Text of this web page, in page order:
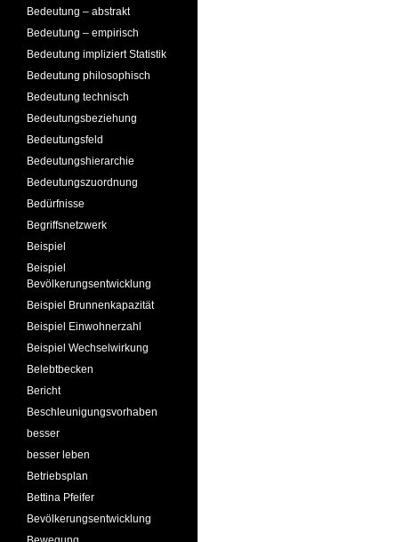
Bedeutung – abstrakt
Bedeutung – empirisch
Bedeutung impliziert Statistik
Bedeutung philosophisch
Bedeutung technisch
Bedeutungsbeziehung
Bedeutungsfeld
Bedeutungshierarchie
Bedeutungszuordnung
Bedürfnisse
Begriffsnetzwerk
Beispiel
Beispiel
Bevölkerungsentwicklung
Beispiel Brunnenkapazität
Beispiel Einwohnerzahl
Beispiel Wechselwirkung
Belebtbecken
Bericht
Beschleunigungsvorhaben
besser
besser leben
Betriebsplan
Bettina Pfeifer
Bevölkerungsentwicklung